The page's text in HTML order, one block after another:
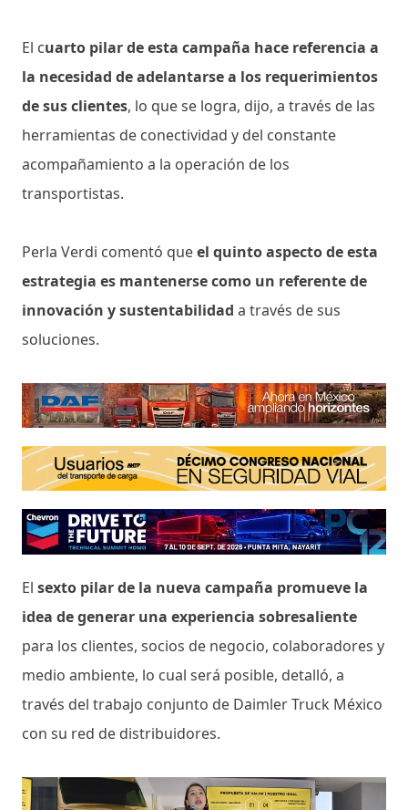
El cuarto pilar de esta campaña hace referencia a
la necesidad de adelantarse a los requerimientos
de sus clientes, lo que se logra, dijo, a través de las
herramientas de conectividad y del constante
acompañamiento a la operación de los
transportistas.
Perla Verdi comentó queel quinto aspecto de esta
estrategia es mantenerse como un referente de
innovación y sustentabilidad a través de sus
soluciones.
El sexto pilar de la nueva campaña promueve la
idea de generar una experiencia sobresaliente
para los clientes, socios de negocio, colaboradores y
medio ambiente, lo cual será posible, detalló, a
través del trabajo conjunto de Daimler Truck México
con su red de distribuidores.